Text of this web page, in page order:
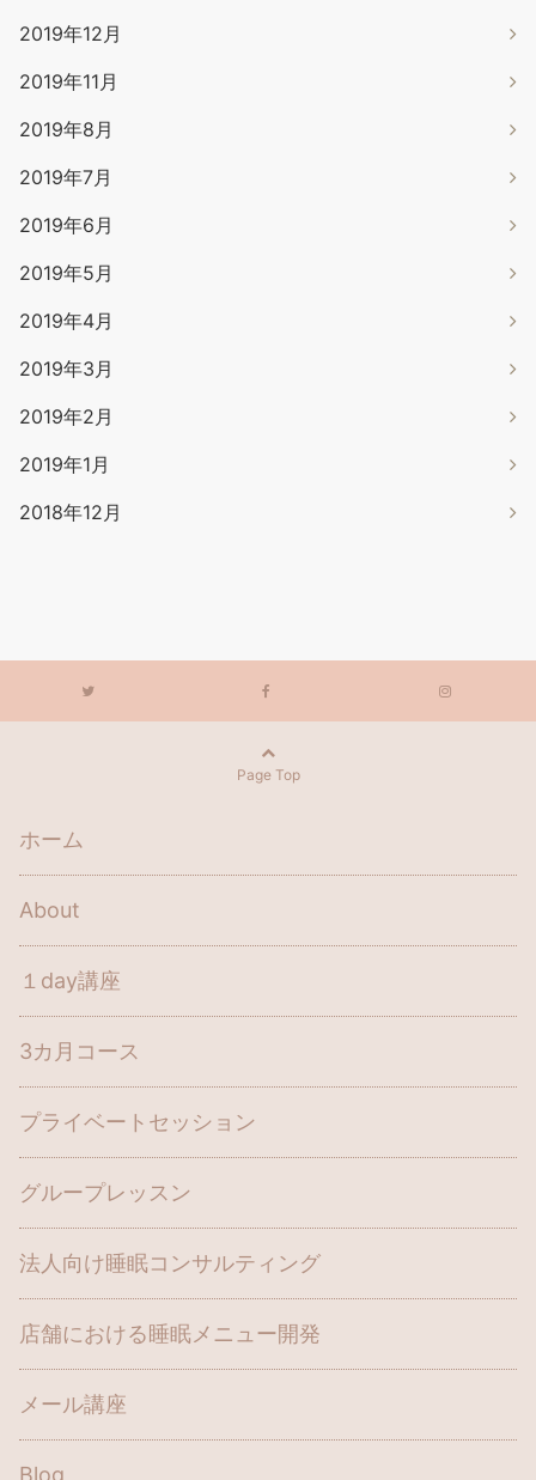
2019年12月
2019年11月
2019年8月
2019年7月
2019年6月
2019年5月
2019年4月
2019年3月
2019年2月
2019年1月
2018年12月
Page Top
ホーム
About
１day講座
3カ月コース
プライベートセッション
グループレッスン
法人向け睡眠コンサルティング
店舗における睡眠メニュー開発
メール講座
Blog